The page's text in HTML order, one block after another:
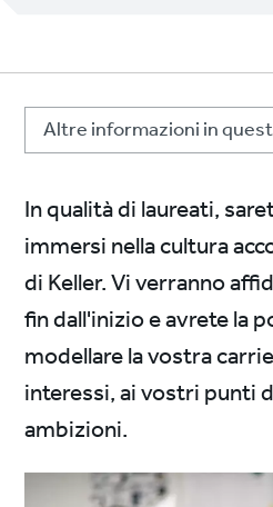
Altre informazioni in
In qualità di laureati,
immersi nella cultura
di Keller. Vi verranno
fin dall'inizio e avrete la
modellare la vostra
interessi, ai vostri punti
ambizioni.